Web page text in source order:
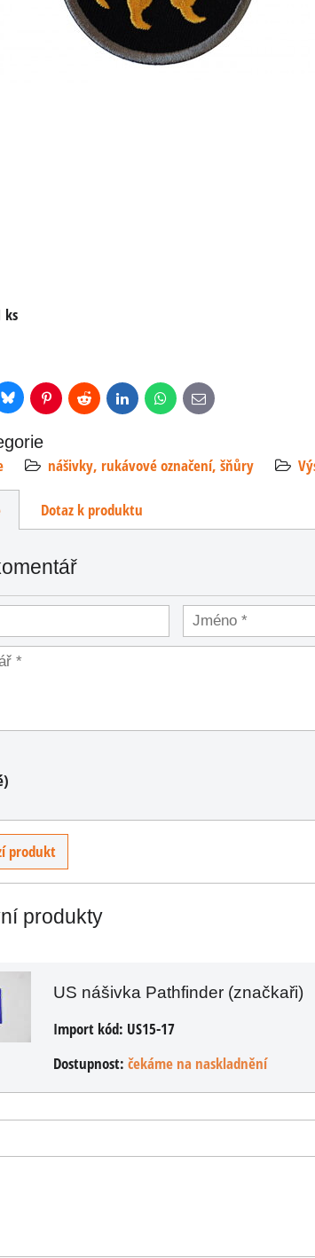
ks
BlueskyPinterestReddit LinkedInWhatsApp
E-
mail
nášivky, rukávové označení, šňůry
Dotaz k produktu
produkt
produkty
US nášivka Pathfinder (značkaři)
Import kód: US15-17
Dostupnost: čekáme na naskladnění
17.